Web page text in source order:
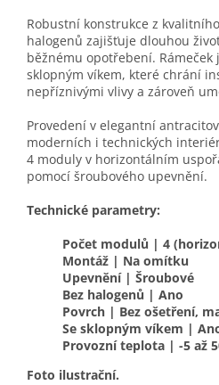
Robustní konstrukce z
halogenů zajišťuje dlouhou
běžnému opotřebení. Rámeček
sklopným víkem, které chrání
nepříznivými vlivy a zároveň
Provedení v elegantní
moderních i technických
4 moduly v horizontálním
pomocí šroubového upevnění.
Technické parametry:
Počet modulů | 4
Montáž | Na omítku
Upevnění | Šroubové
Bez halogenů | Ano
Povrch | Bez ošetření,
Se sklopným víkem |
Provozní teplota | -5 až
Foto ilustrační.